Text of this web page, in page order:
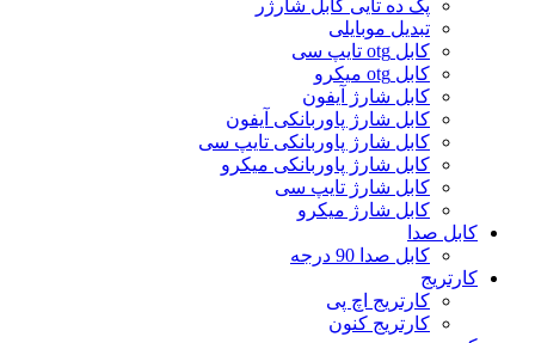
پک ده تایی کابل شارژر
تبدیل موبایلی
کابل otg تایپ سی
کابل otg میکرو
کابل شارژ آیفون
کابل شارژ پاوربانکی آیفون
کابل شارژ پاوربانکی تایپ سی
کابل شارژ پاوربانکی میکرو
کابل شارژ تایپ سی
کابل شارژ میکرو
کابل صدا
کابل صدا 90 درجه
کارتریج
کارتریج اچ پی
کارتریج کنون